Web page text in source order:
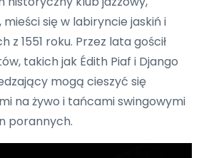
się w labiryncie jaskiń i
1551 roku. Przez lata gościł
takich jak Édith Piaf i Django
mogą cieszyć się
na żywo i tańcami swingowymi
porannych.